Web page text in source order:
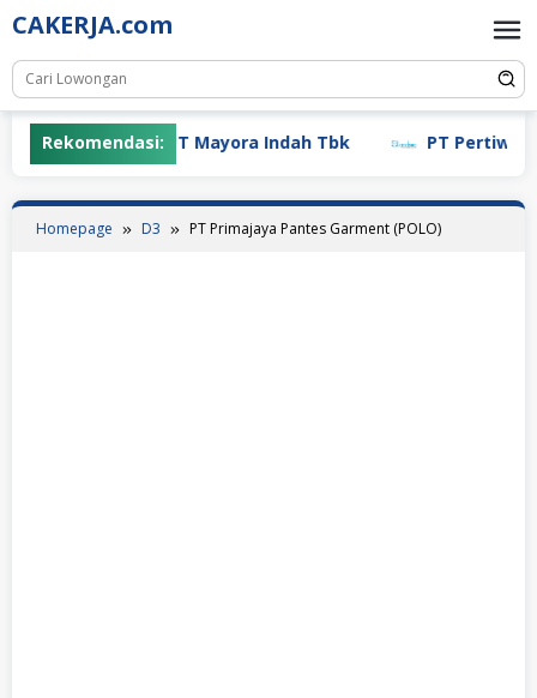
Skip
to
content
CAKERJA.com
Rekomendasi:PT Mayora Indah Tbk PT Pertiwi
Homepage D3 PT Primajaya Pantes Garment (POLO)